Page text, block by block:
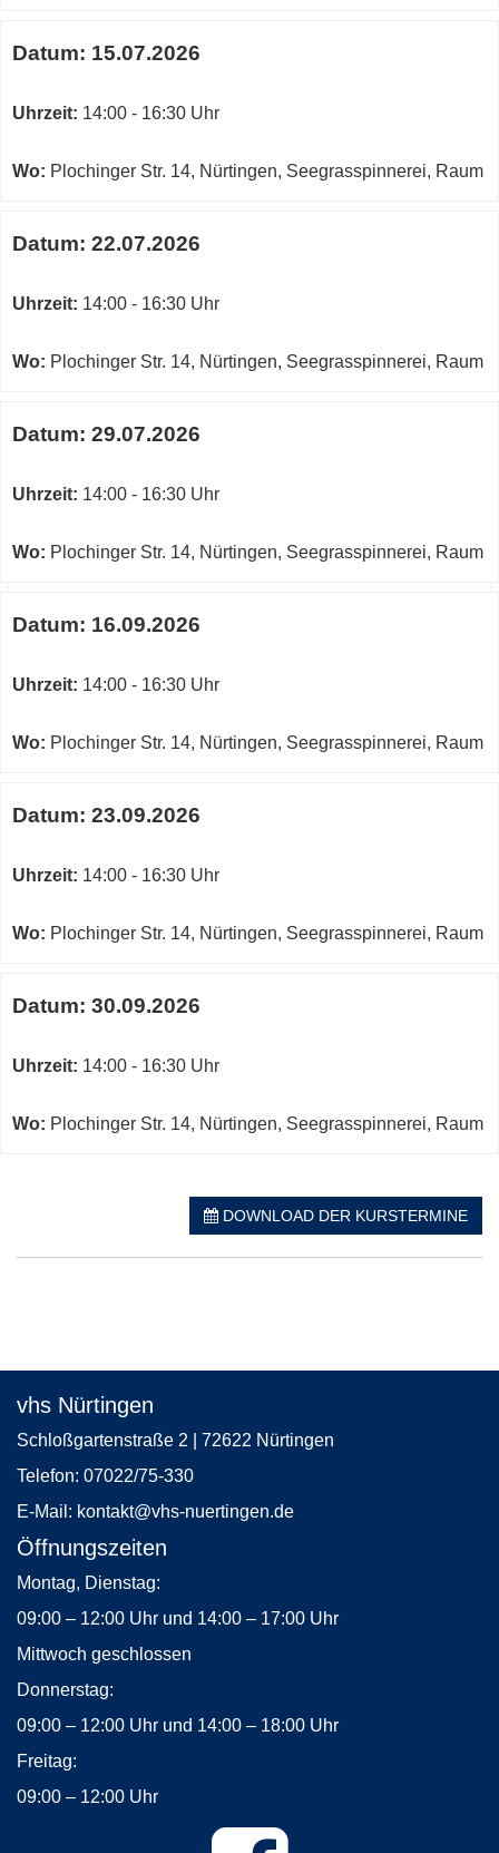
Datum: 15.07.2026
Uhrzeit: 14:00 - 16:30 Uhr
Wo: Plochinger Str. 14, Nürtingen, Seegrasspinnerei, Raum
Datum: 22.07.2026
Uhrzeit: 14:00 - 16:30 Uhr
Wo: Plochinger Str. 14, Nürtingen, Seegrasspinnerei, Raum
Datum: 29.07.2026
Uhrzeit: 14:00 - 16:30 Uhr
Wo: Plochinger Str. 14, Nürtingen, Seegrasspinnerei, Raum
Datum: 16.09.2026
Uhrzeit: 14:00 - 16:30 Uhr
Wo: Plochinger Str. 14, Nürtingen, Seegrasspinnerei, Raum
Datum: 23.09.2026
Uhrzeit: 14:00 - 16:30 Uhr
Wo: Plochinger Str. 14, Nürtingen, Seegrasspinnerei, Raum
Datum: 30.09.2026
Uhrzeit: 14:00 - 16:30 Uhr
Wo: Plochinger Str. 14, Nürtingen, Seegrasspinnerei, Raum
DOWNLOAD DER KURSTERMINE
vhs Nürtingen
Schloßgartenstraße 2 | 72622 Nürtingen
Telefon: 07022/75-330
E-Mail: kontakt@vhs-nuertingen.de
Öffnungszeiten
Montag, Dienstag:
09:00 – 12:00 Uhr und 14:00 – 17:00 Uhr
Mittwoch geschlossen
Donnerstag:
09:00 – 12:00 Uhr und 14:00 – 18:00 Uhr
Freitag:
09:00 – 12:00 Uhr